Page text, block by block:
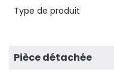
Type de produit
Pièce détachée